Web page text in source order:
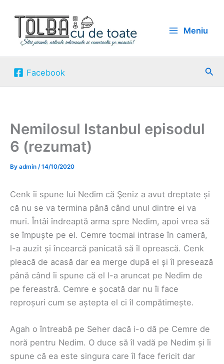
content
Meniu
Facebook
Nemilosul Istanbul episodul
6 (rezumat)
By admin /14/10/2020
Cenk îi spune lui Nedim că Şeniz a avut dreptate și
că nu se va termina până când unul dintre ei va
muri. Întâi îndreaptă arma spre Nedim, apoi vrea să
se împuște pe el. Cemre tocmai intrase în cameră,
l-a auzit și încearcă panicată să îl oprească. Cenk
pleacă de acasă dar ea merge după el și îl presează
până când îi spune că el l-a aruncat pe Nedim de
pe fereastră. Cemre e șocată dar nu îi face
reproșuri cum se aștepta el ci îl compătimește.
Agah o întreabă pe Seher dacă i-o dă pe Cemre de
noră pentru Nedim. O duce să îl vadă pe Nedim și îi
spune că ea este singura care îl face fericit dar